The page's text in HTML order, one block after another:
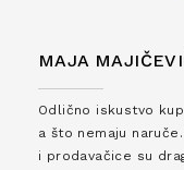
MAJA
Odlično iskustvo
a što nemaju
i prodavačice su